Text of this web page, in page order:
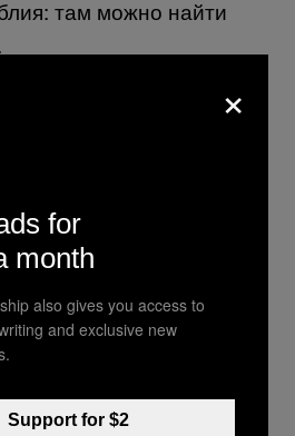
там можно найти
проведённые
е годы
бабуинов. «Они
наличия трёх
с гаремом в качестве
общепринятой
семьях, гендерных
– рассказала
спустя, когда тех
×
for
month
also gives you access to
and exclusive new
Support for $2